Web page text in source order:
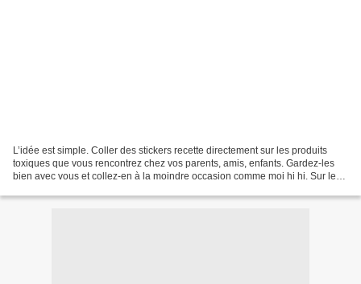
L’idée est simple. Coller des stickers recette directement sur les produits
toxiques que vous rencontrez chez vos parents, amis, enfants. Gardez-les
bien avec vous et collez-en à la moindre occasion comme moi hi hi. Sur le